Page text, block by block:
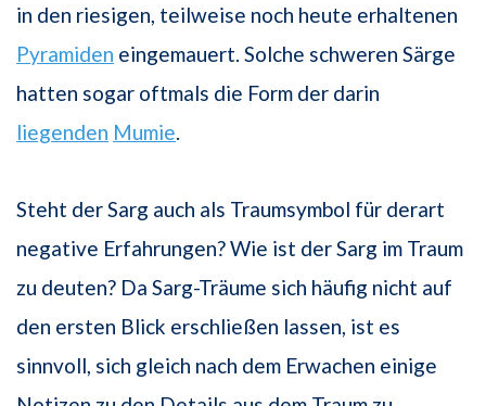
in den riesigen, teilweise noch heute erhaltenen
Pyramiden eingemauert. Solche schweren Särge
hatten sogar oftmals die Form der darin
liegenden Mumie
Steht der Sarg auch als Traumsymbol für derart
negative Erfahrungen? Wie ist der Sarg im Traum
zu deuten? Da Sarg-Träume sich häufig nicht auf
den ersten Blick erschließen lassen, ist es
sinnvoll, sich gleich nach dem Erwachen einige